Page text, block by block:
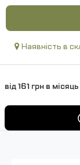
Наявність в
від 161 грн в місяць